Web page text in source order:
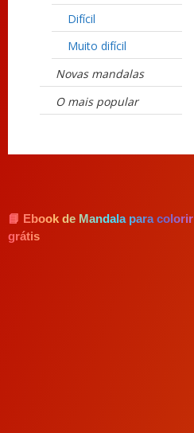
Difícil
Muito difícil
Novas mandalas
O mais popular
📘 Ebook de Mandala para colorir
grátis